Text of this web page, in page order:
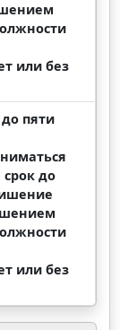
или без
пяти
до
или без